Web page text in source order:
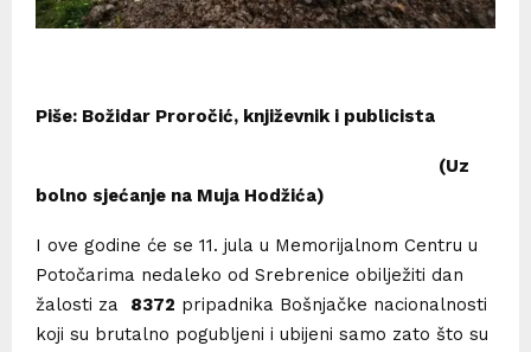
Piše: Božidar Proročić, književnik i publicista
(Uz
bolno sjećanje na Muja Hodžića)
I ove godine će se 11. jula u Memorijalnom Centru u
Potočarima nedaleko od Srebrenice obilježiti dan
žalosti za 8372 pripadnika Bošnjačke nacionalnosti
koji su brutalno pogubljeni i ubijeni samo zato što su